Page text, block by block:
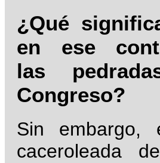
¿Qué
en ese
las
Congreso?
Sin embargo,
caceroleada